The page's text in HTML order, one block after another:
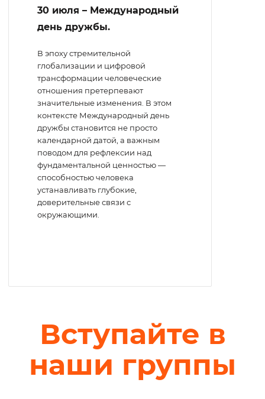
30 июля – Международный
день дружбы.
В эпоху стремительной
глобализации и цифровой
трансформации человеческие
отношения претерпевают
значительные изменения. В этом
контексте Международный день
дружбы становится не просто
календарной датой, а важным
поводом для рефлексии над
фундаментальной ценностью —
способностью человека
устанавливать глубокие,
доверительные связи с
окружающими.
Вступайте в
наши группы